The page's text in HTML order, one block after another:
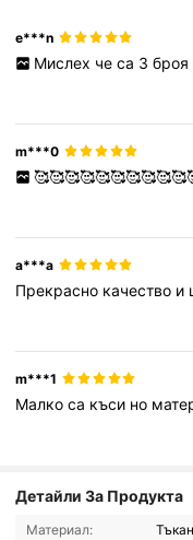
e***n
Мислех че са 3 броя
m***0
a***a
Прекрасно качество и
m***1
Малкоса къси но
Детайли За Продукта
Материал: